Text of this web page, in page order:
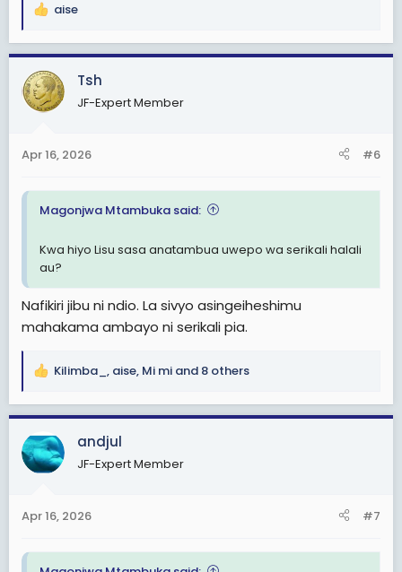
R
a
c
t
i
s
aise
Tsh
JF-Expert Member
Apr 16, 2026 #6
Magonjwa Mtambuka said:
Kwa hiyo Lisu sasa anatambua uwepo wa serikali halali
au?
Nafikiri jibu ni ndio. La sivyo asingeiheshimu
mahakama ambayo ni serikali pia.
R
a
c
t
i
s
Kilimba_ , aise, Mi mi and 8 others
andjul
JF-Expert Member
Apr 16, 2026 #7